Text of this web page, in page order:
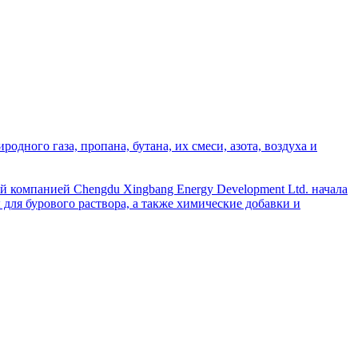
газа, пропана, бутана, их смеси, азота, воздуха и
Chengdu Xingbang Energy Development Ltd. начала
бурового раствора, а также химические добавки и